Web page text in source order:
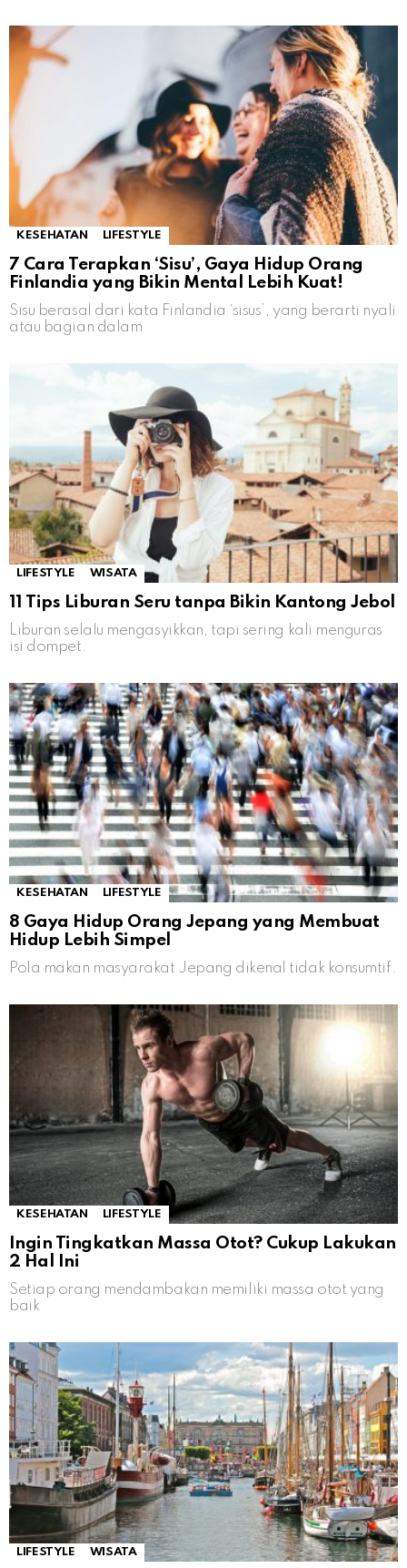
KESEHATAN LIFESTYLE
7 Cara Terapkan ‘Sisu’, Gaya Hidup Orang
Finlandia yang Bikin Mental Lebih Kuat!
Sisu berasal dari kata Finlandia ‘sisus’, yang berarti nyali
atau bagian dalam
LIFESTYLE WISATA
11 Tips Liburan Seru tanpa Bikin Kantong Jebol
Liburan selalu mengasyikkan, tapi sering kali menguras
isi dompet.
KESEHATAN LIFESTYLE
8 Gaya Hidup Orang Jepang yang Membuat
Hidup Lebih Simpel
Pola makan masyarakat Jepang dikenal tidak konsumtif.
KESEHATAN LIFESTYLE
Ingin Tingkatkan Massa Otot? Cukup Lakukan
2 Hal Ini
Setiap orang mendambakan memiliki massa otot yang
baik
LIFESTYLE WISATA